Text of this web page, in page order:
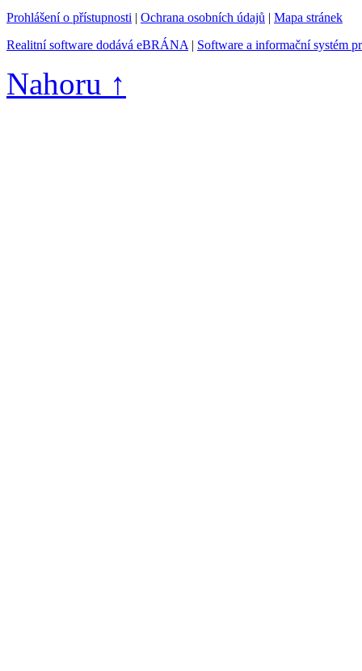
Prohlášení o přístupnosti | Ochrana osobních údajů | Mapa stránek
Realitní software dodává eBRÁNA | Software a informační systém
Nahoru ↑